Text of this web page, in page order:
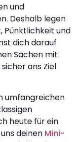
und
Deshalb legen
Pünktlichkeit und
dich darauf
Sachen mit
ans Ziel
umfangreichen
heute für ein
deinen Mini-